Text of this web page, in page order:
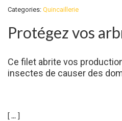
Categories: Quincaillerie
Protégez vos
Ce filet abrite vos
insectes de causer des
[ ... ]